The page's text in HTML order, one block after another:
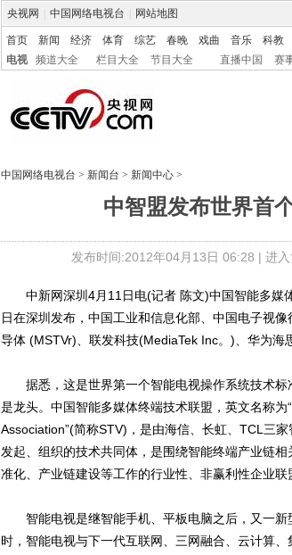
央视网 中国网络电视台 网站地图
首页 新闻 经济 体育 综艺 春晚 戏曲 音乐 科教
电视
频道大全 栏目大全 节目大全 直播中国 赛
中国网络电视台 > 新闻台 > 新闻中心 >
中智盟发布世界首
发布时间:2012年04月13日 06:28 | 进
中新网深圳4月11日电(记者 陈文)中国智能多媒
日在深圳发布，中国工业和信息化部、中国电子视
导体 (MSTVr)、联发科技(MediaTek Inc。)、华为海
据悉，这是世界第一个智能电视操作系统技术标
是龙头。中国智能多媒体终端技术联盟，英文名称
Association”(简称STV)，是由海信、长虹、TCL三
发起、组织的技术共同体，是围绕智能终端产业链
准化、产业链建设等工作的行业性、非赢利性企业联
智能电视是继智能手机、平板电脑之后，又一新
时，智能电视与下一代互联网、三网融合、云计算